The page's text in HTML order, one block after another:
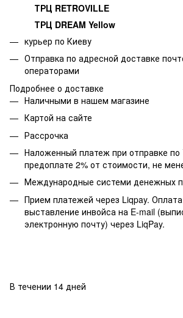
ТРЦ RETROVILLE
ТРЦ DREAM Yellow
курьер по Киеву
Отправка по адресной доставке
операторами
Подробнее о доставке
Наличными в нашем магазине
Картой на сайте
Рассрочка
Наложенный платеж при отправке по
предоплате 2% от стоимости, не
Международные системи денежных
Прием платежей через Liqpay.
выставление инвойса на E-mail
электронную почту) через LiqPay.
В течении 14 дней